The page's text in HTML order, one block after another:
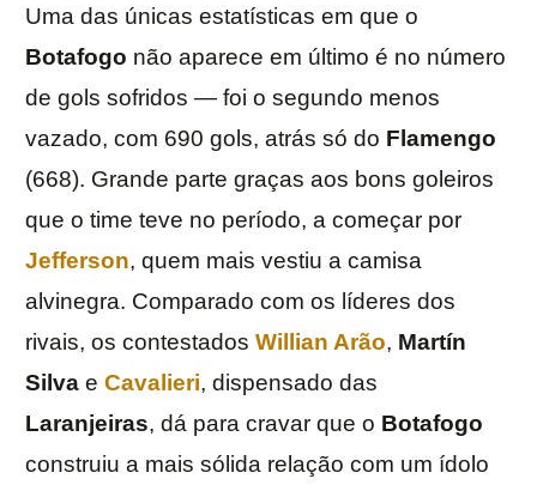
Uma das únicas estatísticas em que o
Botafogo não aparece em último é no número
de gols sofridos — foi o segundo menos
vazado, com 690 gols, atrás só do Flamengo
(668). Grande parte graças aos bons goleiros
que o time teve no período, a começar por
Jefferson, quem mais vestiu a camisa
alvinegra. Comparado com os líderes dos
rivais, os contestados Willian Arão, Martín
Silva e Cavalieri, dispensado das
Laranjeiras, dá para cravar que o Botafogo
construiu a mais sólida relação com um ídolo